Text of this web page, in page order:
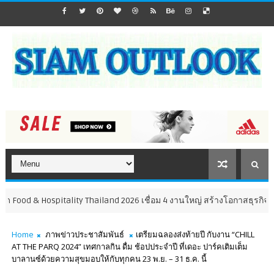
Thailand 2026 เชื่อม 4 งานใหญ่ สร้างโอกาสธุรกิจครบวงจร
Home ภาพข่าวประชาสัมพันธ์
เตรียมฉลองส่งท้ายปี กับงาน “CHILL
AT THE PARQ 2024” เทศกาลกิน ดื่ม ช้อปประจำปี ที่เดอะ ปาร์คเติมเต็ม
บาลานซ์ด้วยความสุขมอบให้กับทุกคน 23 พ.ย. – 31 ธ.ค. นี้